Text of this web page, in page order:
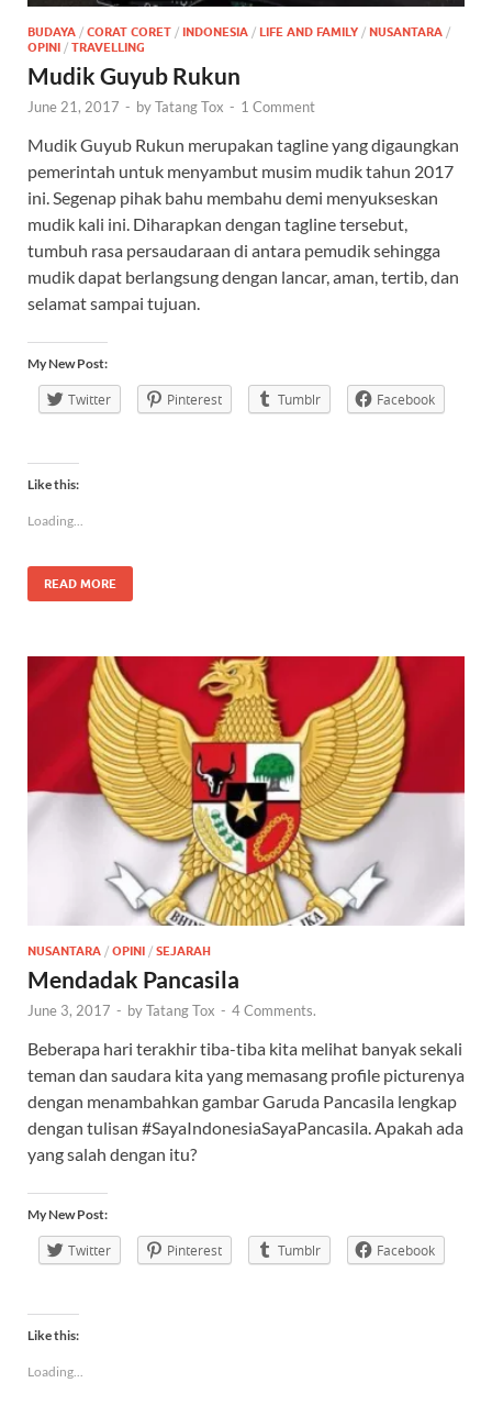
BUDAYA / CORAT CORET / INDONESIA / LIFE AND FAMILY / NUSANTARA /
OPINI / TRAVELLING
Mudik Guyub Rukun
June 21, 2017 - byTatang Tox - 1 Comment
Mudik Guyub Rukun merupakan tagline yang digaungkan
pemerintah untuk menyambut musim mudik tahun 2017
ini. Segenap pihak bahu membahu demi menyukseskan
mudik kali ini. Diharapkan dengan tagline tersebut,
tumbuh rasa persaudaraan di antara pemudik sehingga
mudik dapat berlangsung dengan lancar, aman, tertib, dan
selamat sampai tujuan.
My New Post:
Twitter Pinterest Tumblr Facebook
Like this:
Loading...
READ MORE
NUSANTARA / OPINI / SEJARAH
Mendadak Pancasila
June 3, 2017 - byTatang Tox - 4 Comments.
Beberapa hari terakhir tiba-tiba kita melihat banyak sekali
teman dan saudara kita yang memasang profile picturenya
dengan menambahkan gambar Garuda Pancasila lengkap
dengan tulisan #SayaIndonesiaSayaPancasila. Apakah ada
yang salah dengan itu?
My New Post:
Twitter Pinterest Tumblr Facebook
Like this:
Loading...